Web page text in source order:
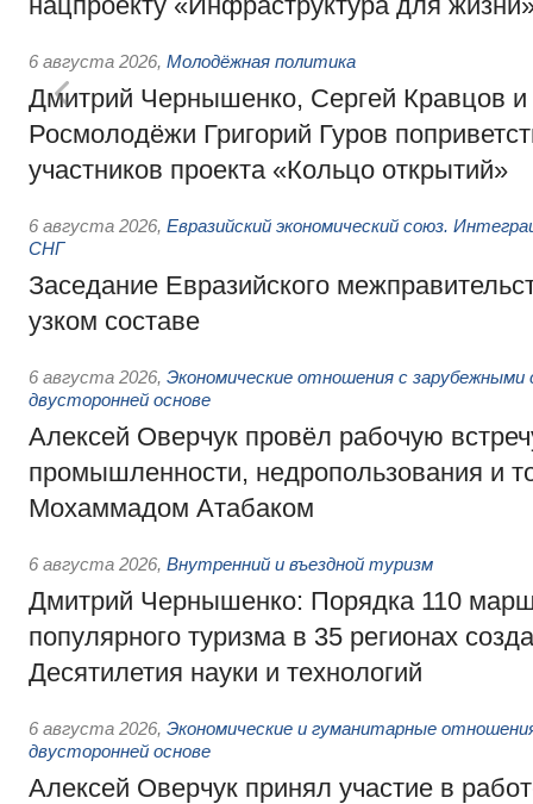
6 августа 2026, Молодёжная политика
Дмитрий Чернышенко, Сергей Кравцов и
Росмолодёжи Григорий Гуров
участников проекта «Кольцо открытий»
6 августа 2026, Евразийский экономический союз.
СНГ
Заседание Евразийского
узком составе
6 августа 2026, Экономические отношения с
двусторонней основе
Алексей Оверчук провёл рабочую
промышленности, недропользования и
Мохаммадом Атабаком
6 августа 2026, Внутренний и въездной туризм
Дмитрий Чернышенко: Порядка 110
популярного туризма в 35 регионах
Десятилетия науки и технологий
6 августа 2026, Экономические и гуманитарные
двусторонней основе
Алексей Оверчук принял участие в